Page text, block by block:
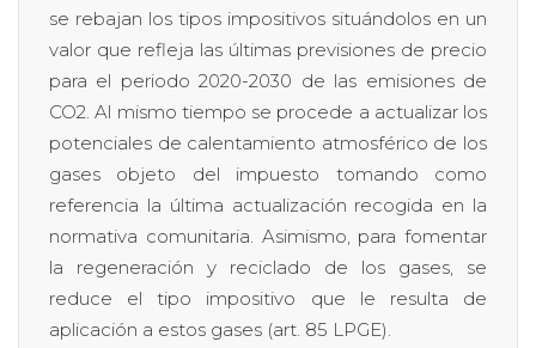
se rebajan los tipos impositivos situándolos en un
valor que refleja las últimas previsiones de precio
para el periodo 2020-2030 de las emisiones de
CO2. Al mismo tiempo se procede a actualizar los
potenciales de calentamiento atmosférico de los
gases objeto del impuesto tomando como
referencia la última actualización recogida en la
normativa comunitaria. Asimismo, para fomentar
la regeneración y reciclado de los gases, se
reduce el tipo impositivo que le resulta de
aplicación a estos gases (art. 85 LPGE).